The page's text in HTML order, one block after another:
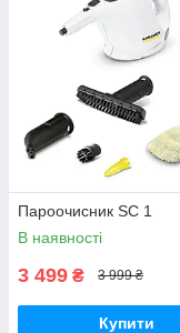
Пароочисник SC 1
В наявності
3 499 ₴ 3 999 ₴
Купити